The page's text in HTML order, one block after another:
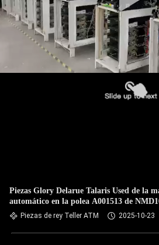
Piezas Glory Delarue Talaris Used de la
automático en la polea A001513 de
Piezas de rey Teller ATM 2025-10-23